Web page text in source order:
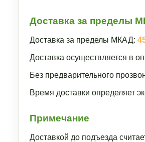
Доставка за пределы
Доставка за пределы МКАД:
Доставка осуществляется в
Без предварительного
Время доставки определяет
Примечание
Доставкой до подъезда